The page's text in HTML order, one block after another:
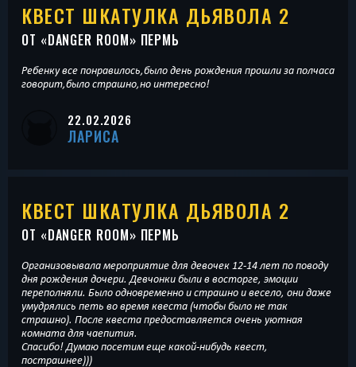
КВЕСТ ШКАТУЛКА ДЬЯВОЛА 2
ОТ «DANGER ROOM» ПЕРМЬ
Ребенку все понравилось,было день рождения прошли за полчаса
говорит,было страшно,но интересно!
22.02.2026
ЛАРИСА
КВЕСТ ШКАТУЛКА ДЬЯВОЛА 2
ОТ «DANGER ROOM» ПЕРМЬ
Организовывала мероприятие для девочек 12-14 лет по поводу
дня рождения дочери. Девчонки были в восторге, эмоции
переполняли. Было одновременно и страшно и весело, они даже
умудрялись петь во время квеста (чтобы было не так
страшно). После квеста предоставляется очень уютная
комната для чаепития.
Спасибо! Думаю посетим еще какой-нибудь квест,
пострашнее)))